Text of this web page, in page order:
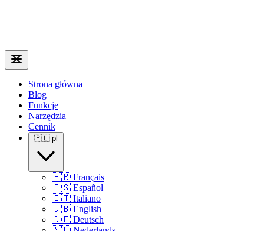
Strona główna
Blog
Funkcje
Narzędzia
Cennik
🇵🇱 pl
🇫🇷 Français
🇪🇸 Español
🇮🇹 Italiano
🇬🇧 English
🇩🇪 Deutsch